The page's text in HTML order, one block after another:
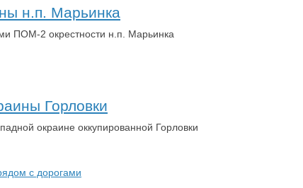
н.п. Марьинка
ПОМ-2 окрестности н.п. Марьинка
Горловки
окраине оккупированной Горловки